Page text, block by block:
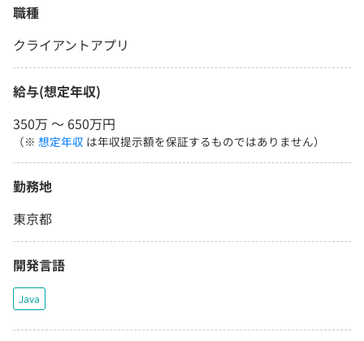
職種
クライアントアプリ
給与(想定年収)
350万 〜 650万円
（※ 想定年収 は年収提示額を保証するものではありません）
勤務地
東京都
開発言語
Java